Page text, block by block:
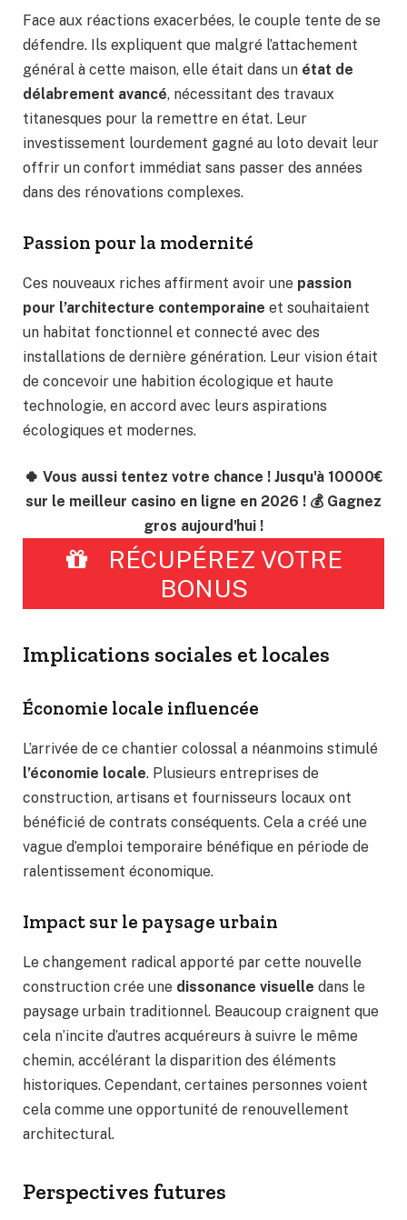
Face aux réactions exacerbées, le couple tente de se
défendre. Ils expliquent que malgré l’attachement
général à cette maison, elle était dans un état de
délabrement avancé, nécessitant des travaux
titanesques pour la remettre en état. Leur
investissement lourdement gagné au loto devait leur
offrir un confort immédiat sans passer des années
dans des rénovations complexes.
Passion pour la modernité
Ces nouveaux riches affirment avoir une passion
pour l’architecture contemporaine et souhaitaient
un habitat fonctionnel et connecté avec des
installations de dernière génération. Leur vision était
de concevoir une habition écologique et haute
technologie, en accord avec leurs aspirations
écologiques et modernes.
🍀 Vous aussi tentez votre chance ! Jusqu'à 10000€
sur le meilleur casino en ligne en 2026 ! 💰 Gagnez
gros aujourd'hui !
RÉCUPÉREZ VOTRE
BONUS
Implications sociales et locales
Économie locale influencée
L’arrivée de ce chantier colossal a néanmoins stimulé
l’économie locale. Plusieurs entreprises de
construction, artisans et fournisseurs locaux ont
bénéficié de contrats conséquents. Cela a créé une
vague d’emploi temporaire bénéfique en période de
ralentissement économique.
Impact sur le paysage urbain
Le changement radical apporté par cette nouvelle
construction crée une dissonance visuelle dans le
paysage urbain traditionnel. Beaucoup craignent que
cela n’incite d’autres acquéreurs à suivre le même
chemin, accélérant la disparition des éléments
historiques. Cependant, certaines personnes voient
cela comme une opportunité de renouvellement
architectural.
Perspectives futures